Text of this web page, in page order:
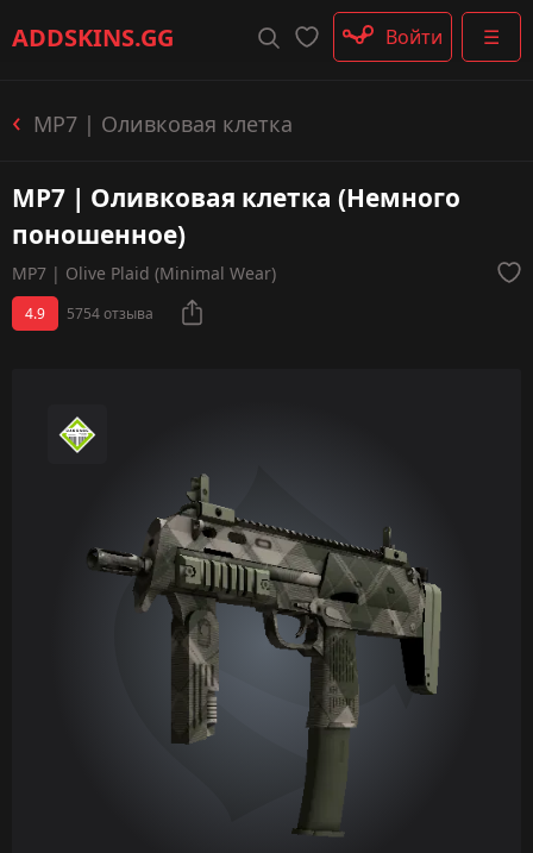
ADDSKINS.GG ☰
Пистолеты-пулемёты
Перчатки
Войти
MP7 | Оливковая клетка
MP7 | Оливковая клетка (Немного
поношенное)
MP7 | Olive Plaid (Minimal Wear)
4.9 5754 отзыва